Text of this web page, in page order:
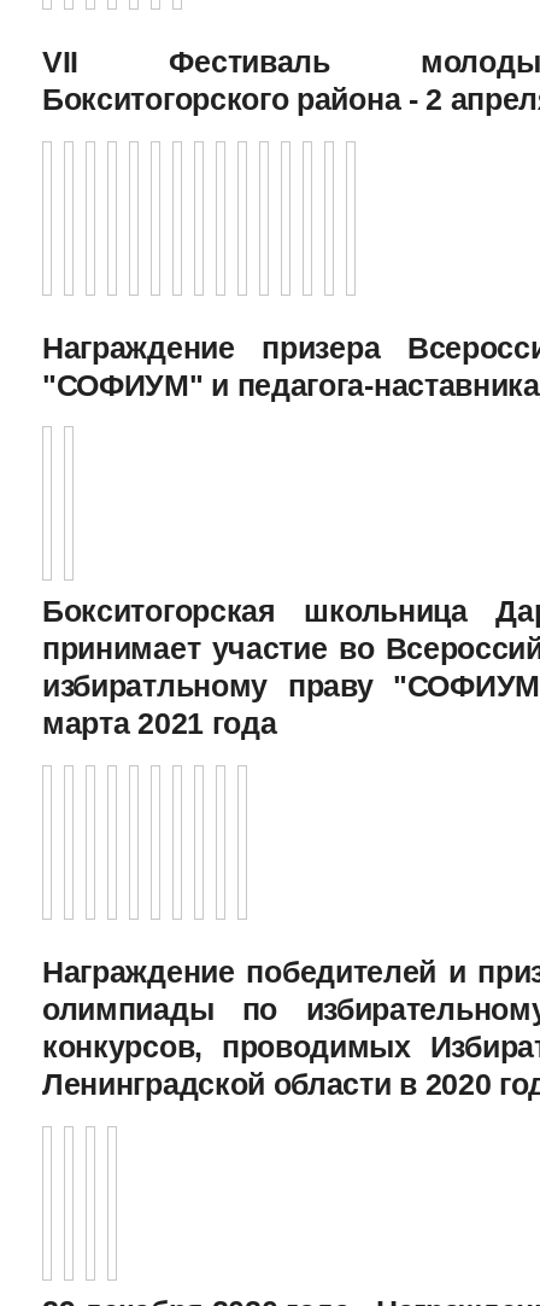
VII Фестиваль
Бокситогорского района - 2
Награждение призера
"СОФИУМ" и педагога-наставника
Бокситогорская школьница
принимает участие во
избиратльному праву
марта 2021 года
Награждение победителей и
олимпиады по
конкурсов, проводимых
Ленинградской области в 2020